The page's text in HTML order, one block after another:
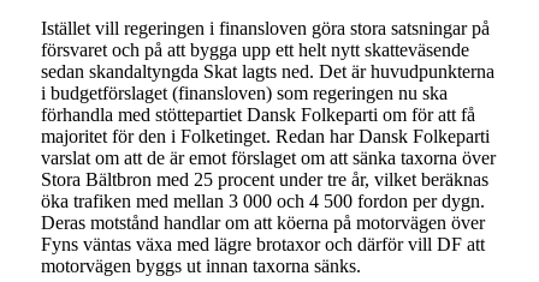
Istället vill regeringen i finansloven göra stora satsningar på
försvaret och på att bygga upp ett helt nytt skatteväsende
sedan skandaltyngda Skat lagts ned. Det är huvudpunkterna
i budgetförslaget (finansloven) som regeringen nu ska
förhandla med stöttepartiet Dansk Folkeparti om för att få
majoritet för den i Folketinget. Redan har Dansk Folkeparti
varslat om att de är emot förslaget om att sänka taxorna över
Stora Bältbron med 25 procent under tre år, vilket beräknas
öka trafiken med mellan 3 000 och 4 500 fordon per dygn.
Deras motstånd handlar om att köerna på motorvägen över
Fyns väntas växa med lägre brotaxor och därför vill DF att
motorvägen byggs ut innan taxorna sänks.